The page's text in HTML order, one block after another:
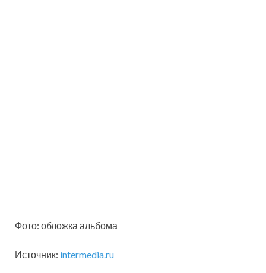
Фото: обложка альбома
Источник: intermedia.ru